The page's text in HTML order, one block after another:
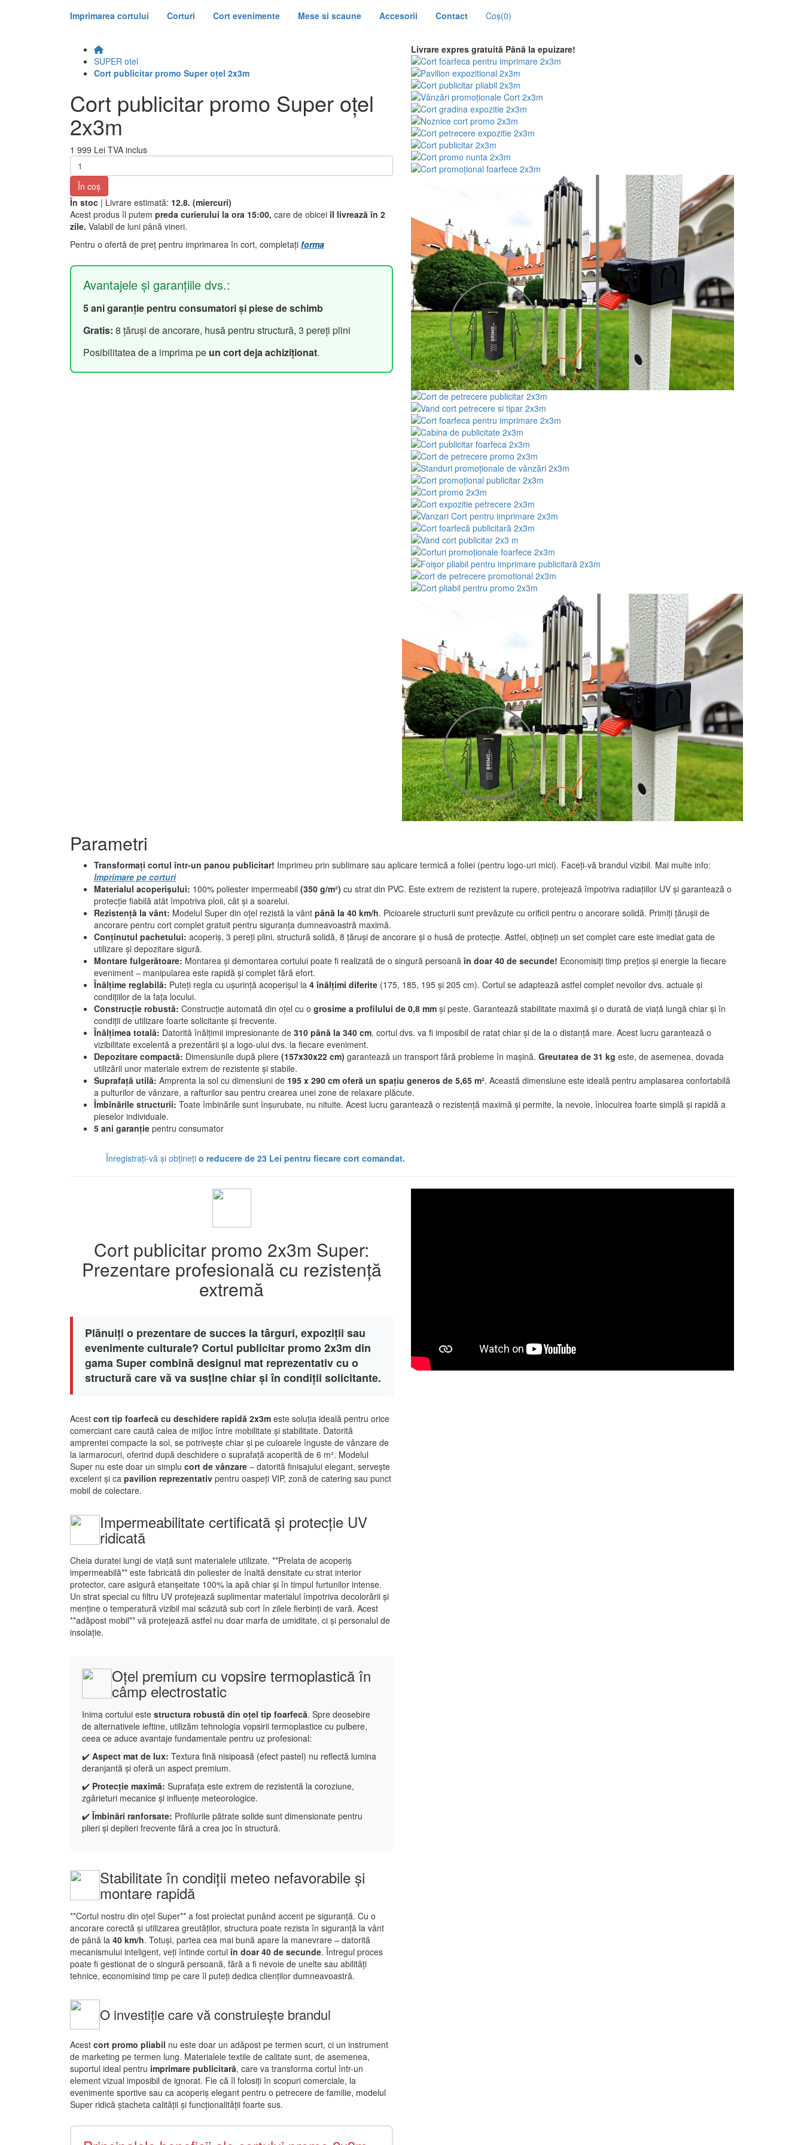
Imprimarea cortului Corturi Cort evenimente Mese si scaune Accesorii Contact Coş(0)
SUPER otel
Cort publicitar promo Super oțel 2x3m
Cort publicitar promo Super oțel
2x3m
1 999 Lei TVA inclus
În coş
În stoc | Livrare estimată: 12.8. (miercuri)
Acest produs îl putem preda curierului la ora 15:00, care de obiceiîl livrează în 2
zile. Valabil de luni până vineri.
Pentru o ofertă de preț pentru imprimarea în cort, completați forma
Avantajele și garanțiile dvs.:
5 ani garanție pentru consumatori și piese de schimb
Gratis: 8 țăruși de ancorare, husă pentru structură, 3 pereți plini
Posibilitatea de a imprima pe un cort deja achiziționat.
Livrare expres gratuită Până la epuizare!
Parametri
Transformați cortul într-un panou publicitar! Imprimeu prin sublimare sau aplicare termică a foliei (pentru logo-uri mici). Faceți-vă brandul vizibil. Mai multe info:
Imprimare pe corturi
Materialul acoperișului: 100% poliester impermeabil (350 g/m²) cu strat din PVC. Este extrem de rezistent la rupere, protejează împotriva radiațiilor UV și garantează o
protecție fiabilă atât împotriva ploii, cât și a soarelui.
Rezistență la vânt: Modelul Super din oțel rezistă la vânt până la 40 km/h. Picioarele structurii sunt prevăzute cu orificii pentru o ancorare solidă. Primiți țărușii de
ancorare pentru cort complet gratuit pentru siguranța dumneavoastră maximă.
Conținutul pachetului: acoperiș, 3 pereți plini, structură solidă, 8 țăruși de ancorare și o husă de protecție. Astfel, obțineți un set complet care este imediat gata de
utilizare și depozitare sigură.
Montare fulgerătoare: Montarea și demontarea cortului poate fi realizată de o singură persoanăîn doar 40 de secunde! Economisiți timp prețios și energie la fiecare
eveniment – manipularea este rapidă și complet fără efort.
Înălțime reglabilă: Puteți regla cu ușurință acoperișul la 4 înălțimi diferite (175, 185, 195 și 205 cm). Cortul se adaptează astfel complet nevoilor dvs. actuale și
condițiilor de la fața locului.
Construcție robustă: Construcție automată din oțel cu o grosime a profilului de 0,8 mm și peste. Garantează stabilitate maximă și o durată de viață lungă chiar și în
condiții de utilizare foarte solicitante și frecvente.
Înălțimea totală: Datorită înălțimii impresionante de 310 până la 340 cm, cortul dvs. va fi imposibil de ratat chiar și de la o distanță mare. Acest lucru garantează o
vizibilitate excelentă a prezentării și a logo-ului dvs. la fiecare eveniment.
Depozitare compactă: Dimensiunile după pliere (157x30x22 cm) garantează un transport fără probleme în mașină. Greutatea de 31 kg este, de asemenea, dovada
utilizării unor materiale extrem de rezistente și stabile.
Suprafață utilă: Amprenta la sol cu dimensiuni de 195 x 290 cm oferă un spațiu generos de 5,65 m². Această dimensiune este ideală pentru amplasarea confortabilă
a pulturilor de vânzare, a rafturilor sau pentru crearea unei zone de relaxare plăcute.
Îmbinările structurii: Toate îmbinările sunt înșurubate, nu nituite. Acest lucru garantează o rezistență maximă și permite, la nevoie, înlocuirea foarte simplă și rapidă a
pieselor individuale.
5 ani garanție pentru consumator
Înregistrați-vă și obțineți o reducere de 23 Lei pentru fiecare cort comandat.
Cort publicitar promo 2x3m Super:
Prezentare profesională cu rezistență
extremă
Plănuiți o prezentare de succes la târguri, expoziții sau
evenimente culturale? Cortul publicitar promo 2x3m din
gama Super combină designul mat reprezentativ cu o
structură care vă va susține chiar și în condiții solicitante.
Acest cort tip foarfecă cu deschidere rapidă 2x3m este soluția ideală pentru orice
comerciant care caută calea de mijloc între mobilitate și stabilitate. Datorită
amprentei compacte la sol, se potrivește chiar și pe culoarele înguste de vânzare de
la iarmarocuri, oferind după deschidere o suprafață acoperită de 6 m². Modelul
Super nu este doar un simplu cort de vânzare – datorită finisajului elegant, servește
excelent și ca pavilion reprezentativ pentru oaspeți VIP, zonă de catering sau punct
mobil de colectare.
Impermeabilitate certificată și protecție UV
ridicată
Cheia duratei lungi de viață sunt materialele utilizate. **Prelata de acoperiș
impermeabilă** este fabricată din poliester de înaltă densitate cu strat interior
protector, care asigură etanșeitate 100% la apă chiar și în timpul furtunilor intense.
Un strat special cu filtru UV protejează suplimentar materialul împotriva decolorării și
menține o temperatură vizibil mai scăzută sub cort în zilele fierbinți de vară. Acest
**adăpost mobil** vă protejează astfel nu doar marfa de umiditate, ci și personalul de
insolație.
Oțel premium cu vopsire termoplastică în
câmp electrostatic
Inima cortului este structura robustă din oțel tip foarfecă. Spre deosebire
de alternativele ieftine, utilizăm tehnologia vopsirii termoplastice cu pulbere,
ceea ce aduce avantaje fundamentale pentru uz profesional:
✔️ Aspect mat de lux: Textura fină nisipoasă (efect pastel) nu reflectă lumina
deranjantă și oferă un aspect premium.
✔️ Protecție maximă: Suprafața este extrem de rezistentă la coroziune,
zgârieturi mecanice și influențe meteorologice.
✔️Îmbinări ranforsate: Profilurile pătrate solide sunt dimensionate pentru
plieri și deplieri frecvente fără a crea joc în structură.
Stabilitate în condiții meteo nefavorabile și
montare rapidă
**Cortul nostru din oțel Super** a fost proiectat punând accent pe siguranță. Cu o
ancorare corectă și utilizarea greutăților, structura poate rezista în siguranță la vânt
de până la 40 km/h. Totuși, partea cea mai bună apare la manevrare – datorită
mecanismului inteligent, veți întinde cortulîn doar 40 de secunde. Întregul proces
poate fi gestionat de o singură persoană, fără a fi nevoie de unelte sau abilități
tehnice, economisind timp pe care îl puteți dedica clienților dumneavoastră.
O investiție care vă construiește brandul
Acest cort promo pliabil nu este doar un adăpost pe termen scurt, ci un instrument
de marketing pe termen lung. Materialele textile de calitate sunt, de asemenea,
suportul ideal pentru imprimare publicitară, care va transforma cortul într-un
element vizual imposibil de ignorat. Fie că îl folosiți în scopuri comerciale, la
evenimente sportive sau ca acoperiș elegant pentru o petrecere de familie, modelul
Super ridică ștacheta calității și funcționalității foarte sus.